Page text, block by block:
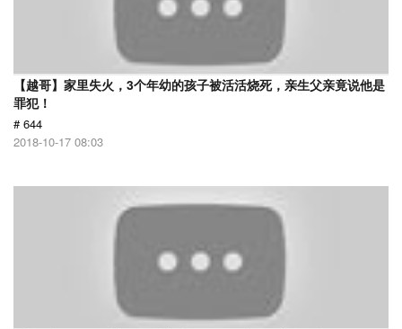
【越哥】家里失火，3个年幼的孩子被活活烧死，亲生父亲竟说他是
罪犯！
# 644
2018-10-17 08:03